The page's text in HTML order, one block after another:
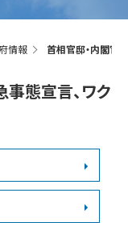
情報 首相官邸・内閣官
事態宣言、ワク